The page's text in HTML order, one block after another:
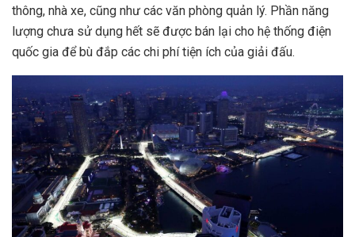
thông, nhà xe, cũng như các văn phòng quản lý. Phần năng
lượng chưa sử dụng hết sẽ được bán lại cho hệ thống điện
quốc gia để bù đắp các chi phí tiện ích của giải đấu.